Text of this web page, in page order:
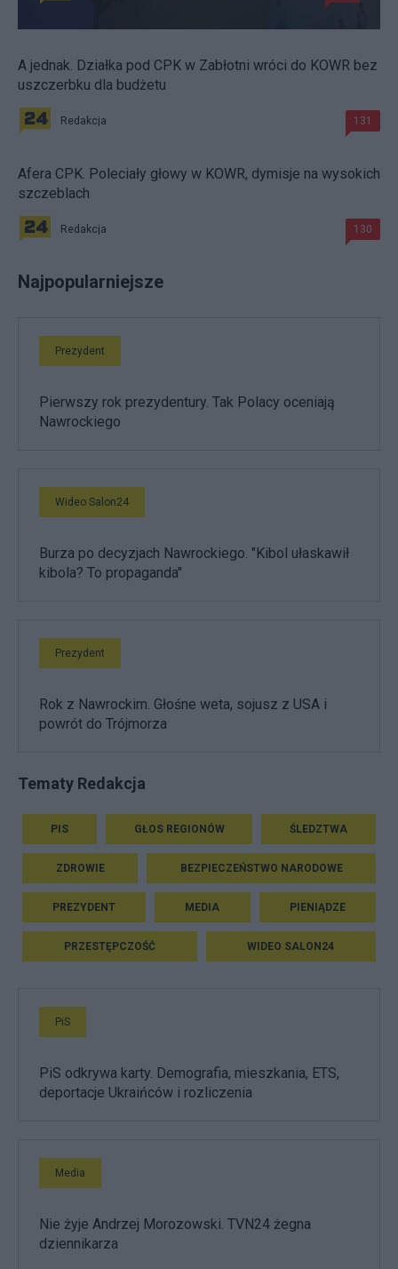
A jednak. Działka pod CPK w Zabłotni wróci do KOWR bez
uszczerbku dla budżetu
Redakcja 131
Afera CPK. Poleciały głowy w KOWR, dymisje na wysokich
szczeblach
Redakcja 130
Najpopularniejsze
Prezydent
Pierwszy rok prezydentury. Tak Polacy oceniają
Nawrockiego
Wideo Salon24
Burza po decyzjach Nawrockiego. "Kibol ułaskawił
kibola? To propaganda"
Prezydent
Rok z Nawrockim. Głośne weta, sojusz z USA i
powrót do Trójmorza
Tematy Redakcja
PIS GŁOS REGIONÓW ŚLEDZTWA
ZDROWIE BEZPIECZEŃSTWO NARODOWE
PREZYDENT MEDIA PIENIĄDZE
PRZESTĘPCZOŚĆ WIDEO SALON24
PiS
PiS odkrywa karty. Demografia, mieszkania, ETS,
deportacje Ukraińców i rozliczenia
Media
Nie żyje Andrzej Morozowski. TVN24 żegna
dziennikarza